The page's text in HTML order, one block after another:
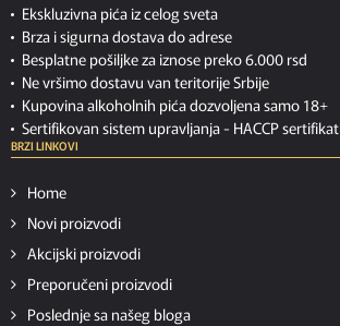
Ekskluzivna pića iz celog sveta
Brza i sigurna dostava do adrese
Besplatne pošiljke za iznose preko 6.000 rsd
Ne vršimo dostavu van teritorije Srbije
Kupovina alkoholnih pića dozvoljena samo 18+
Sertifikovan sistem upravljanja - HACCP sertifikat
BRZI LINKOVI
Home
Novi proizvodi
Akcijski proizvodi
Preporučeni proizvodi
Poslednje sa našeg bloga